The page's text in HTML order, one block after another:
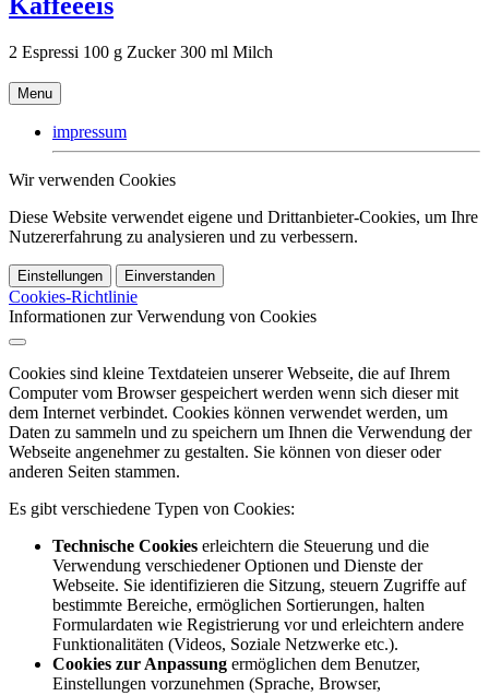
Kaffeeeis
2 Espressi 100 g Zucker 300 ml Milch
Menu
impressum
Wir verwenden Cookies
Diese Website verwendet eigene und Drittanbieter-Cookies, um Ihre
Nutzererfahrung zu analysieren und zu verbessern.
Einstellungen Einverstanden
Cookies-Richtlinie
Informationen zur Verwendung von Cookies
Cookies sind kleine Textdateien unserer Webseite, die auf Ihrem
Computer vom Browser gespeichert werden wenn sich dieser mit
dem Internet verbindet. Cookies können verwendet werden, um
Daten zu sammeln und zu speichern um Ihnen die Verwendung der
Webseite angenehmer zu gestalten. Sie können von dieser oder
anderen Seiten stammen.
Es gibt verschiedene Typen von Cookies:
Technische Cookies erleichtern die Steuerung und die
Verwendung verschiedener Optionen und Dienste der
Webseite. Sie identifizieren die Sitzung, steuern Zugriffe auf
bestimmte Bereiche, ermöglichen Sortierungen, halten
Formulardaten wie Registrierung vor und erleichtern andere
Funktionalitäten (Videos, Soziale Netzwerke etc.).
Cookies zur Anpassung ermöglichen dem Benutzer,
Einstellungen vorzunehmen (Sprache, Browser,